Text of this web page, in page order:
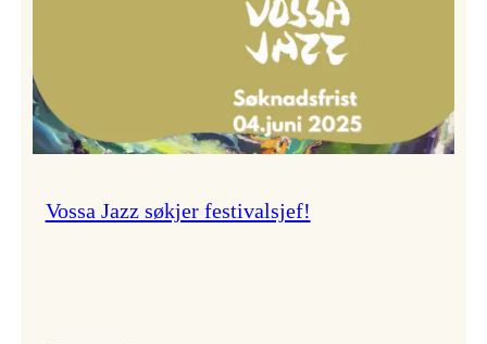
Vossa Jazz søkjer festivalsjef!